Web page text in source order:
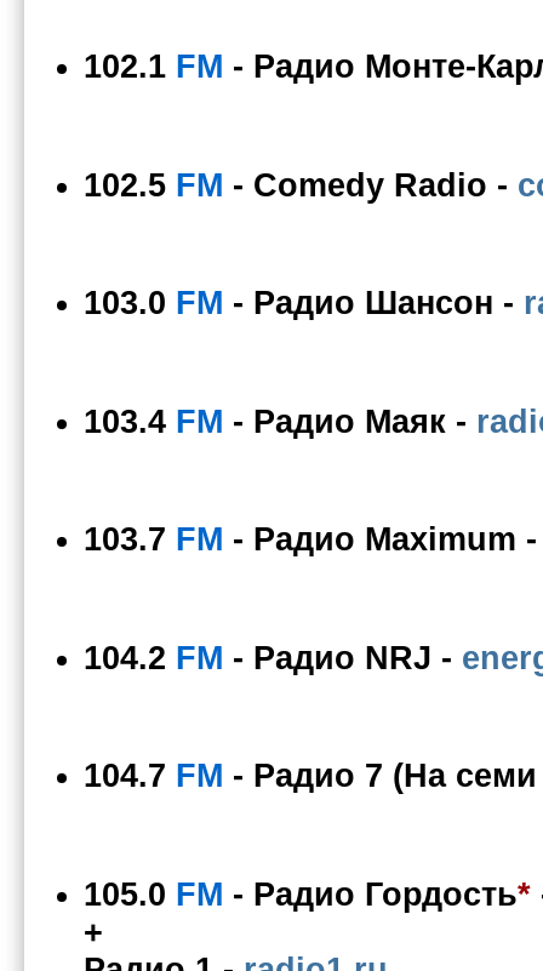
102.1 FM - Радио Монте-
102.5 FM - Comedy Radio -
103.0 FM - Радио Шансон -
103.4 FM - Радио Маяк -
103.7 FM - Радио Maximum
104.2 FM - Радио NRJ -
104.7 FM - Радио 7 (На
105.0 FM - Радио Гордость*
+